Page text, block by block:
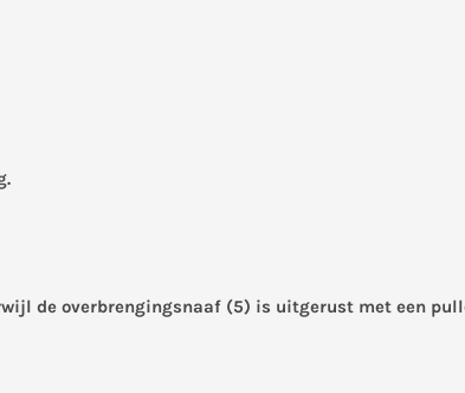
de overbrengingsnaaf (5) is uitgerust met een